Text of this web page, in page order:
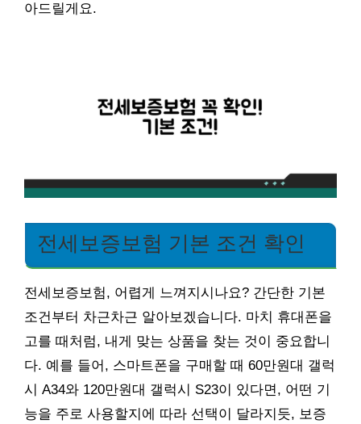
아드릴게요.
전세보증보험 기본 조건 확인
전세보증보험, 어렵게 느껴지시나요? 간단한 기본
조건부터 차근차근 알아보겠습니다. 마치 휴대폰을
고를 때처럼, 내게 맞는 상품을 찾는 것이 중요합니
다. 예를 들어, 스마트폰을 구매할 때 60만원대 갤럭
시 A34와 120만원대 갤럭시 S23이 있다면, 어떤 기
능을 주로 사용할지에 따라 선택이 달라지듯, 보증